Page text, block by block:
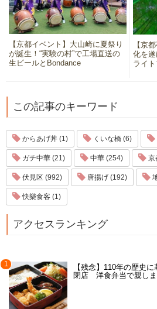
【京都イベント】大山崎に夏祭り
が誕生！“実験の村”で工場直送の
生ビールとBondance
【京
化を
ライ
この記事のキーワード
からあげ丼 (1) くいな橋 (6)
ガチ中華 (21) 中華 (254) 京
伏見区 (992) 唐揚げ (192)
快樂食客 (1)
アクセスランキング
1
【残念】110年の歴史
閉店 洋食弁当で親し